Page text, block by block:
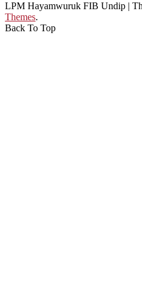
LPM Hayamwuruk FIB Undip |
Themes.
Back To Top